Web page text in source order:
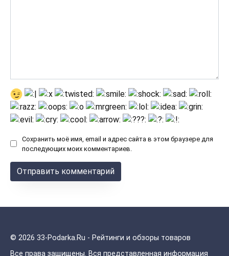
Сохранить моё имя, email и адрес сайта в этом браузере для
последующих моих комментариев.
© 2026 33-Podarka.Ru - Рейтинги и обзоры товаров
Все права защищены. Вся представленная информация